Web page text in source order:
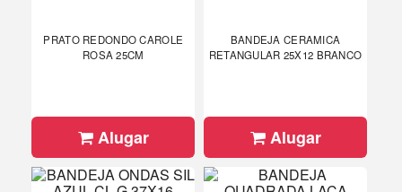
PRATO REDONDO CAROLE
ROSA 25CM
Alugar
BANDEJA CERAMICA
RETANGULAR 25X12 BRANCO
Alugar